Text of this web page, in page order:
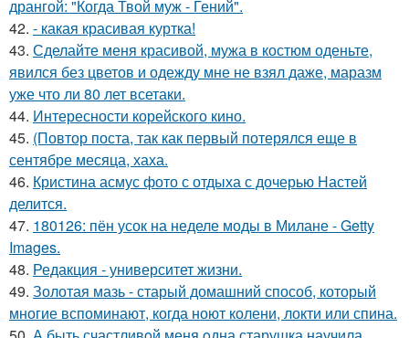
дрангой: "Когда Твой муж - Гений".
42. - какая красивая куртка!
43. Сделайте меня красивой, мужа в костюм оденьте,
явился без цветов и одежду мне не взял даже, маразм
уже что ли 80 лет всетаки.
44. Интересности корейского кино.
45. (Повтор поста, так как первый потерялся еще в
сентябре месяца, хаха.
46. Кристина асмус фото с отдыха с дочерью Настей
делится.
47. 180126: пён усок на неделе моды в Милане - Getty
Images.
48. Редакция - университет жизни.
49. Золотая мазь - старый домашний способ, который
многие вспоминают, когда ноют колени, локти или спина.